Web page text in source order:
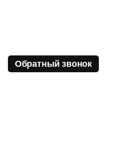
Обратный звонок